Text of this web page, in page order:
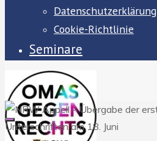
Datenschutzerklärung
Cookie-Richtlinie
Seminare